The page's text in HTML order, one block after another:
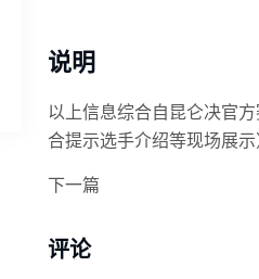
说明
以上信息综合自昆仑决官
合提示选手介绍等现场展
下一篇
评论